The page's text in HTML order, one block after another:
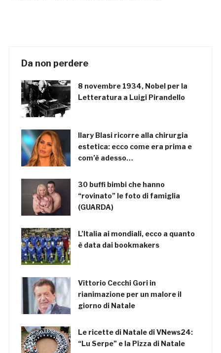
Da non perdere
8 novembre 1934, Nobel per la
Letteratura a Luigi Pirandello
Ilary Blasi ricorre alla chirurgia
estetica: ecco come era prima e
com’è adesso…
30 buffi bimbi che hanno
“rovinato” le foto di famiglia
(GUARDA)
L’Italia ai mondiali, ecco a quanto
è data dai bookmakers
Vittorio Cecchi Gori in
rianimazione per un malore il
giorno di Natale
Le ricette di Natale di VNews24:
“Lu Serpe” e la Pizza di Natale